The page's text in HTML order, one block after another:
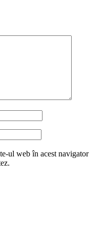
ul web în acest navigator